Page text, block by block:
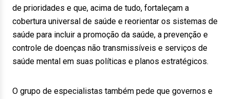
de prioridades e que, acima de tudo, fortaleçam a
cobertura universal de saúde e reorientar os sistemas de
saúde para incluir a promoção da saúde, a prevenção e
controle de doenças não transmissíveis e serviços de
saúde mental em suas políticas e planos estratégicos.
O grupo de especialistas também pede que governos e